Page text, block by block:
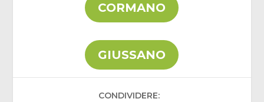
CORMANO
GIUSSANO
CONDIVIDERE: